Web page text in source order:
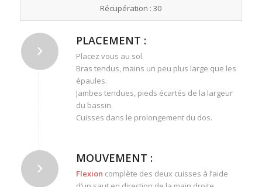
Récupération : 30
PLACEMENT :
Placez vous au sol.
Bras tendus, mains un peu plus large que les
épaules.
Jambes tendues, pieds écartés de la largeur
du bassin.
Cuisses dans le prolongement du dos.
MOUVEMENT :
Flexion complète des deux cuisses à l’aide